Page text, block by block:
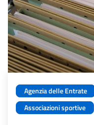
Agenzia delle Entrate
Associazioni sportive